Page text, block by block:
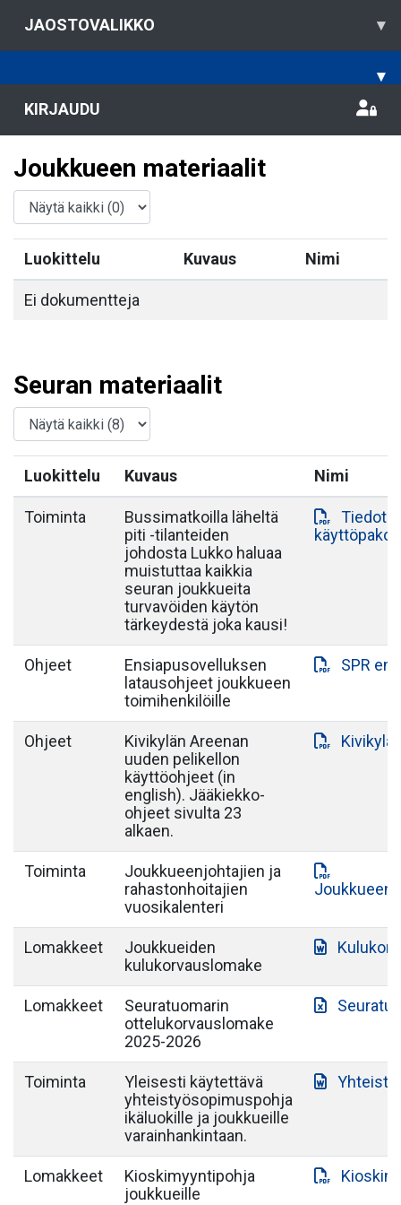
JAOSTOVALIKKO ▾
▾
KIRJAUDU
Joukkueen materiaalit
Luokittelu Kuvaus Nimi
Ei dokumentteja
Seuran materiaalit
Luokittelu Kuvaus Nimi
Toiminta
Bussimatkoilla läheltä
piti -tilanteiden
johdosta Lukko haluaa
muistuttaa kaikkia
seuran joukkueita
turvavöiden käytön
tärkeydestä joka kausi!
Tiedote
Ohjeet
Ensiapusovelluksen
latausohjeet joukkueen
toimihenkilöille
SPR
Ohjeet
Kivikylän Areenan
uuden pelikellon
käyttöohjeet (in
english). Jääkiekko-
ohjeet sivulta 23
alkaen.
Toiminta
Joukkueenjohtajien ja
rahastonhoitajien
vuosikalenteri
Lomakkeet
Joukkueiden
kulukorvauslomake
Lomakkeet
Seuratuomarin
ottelukorvauslomake
2025-2026
Toiminta
Yleisesti käytettävä
yhteistyösopimuspohja
ikäluokille ja joukkueille
varainhankintaan.
Lomakkeet
Kioskimyyntipohja
joukkueille